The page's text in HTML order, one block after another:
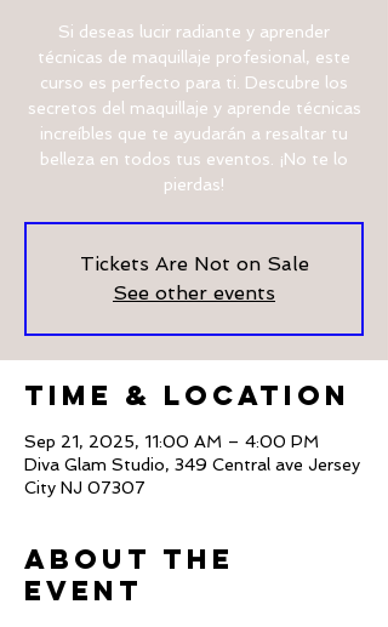
Si deseas lucir radiante y aprender
técnicas de maquillaje profesional, este
curso es perfecto para ti. Descubre los
secretos del maquillaje y aprende técnicas
increíbles que te ayudarán a resaltar tu
belleza en todos tus eventos. ¡No te lo
pierdas!
Tickets Are Not on Sale
See other events
Time & Location
Sep 21, 2025, 11:00 AM – 4:00 PM
Diva Glam Studio, 349 Central ave Jersey
City NJ 07307
About The
Event